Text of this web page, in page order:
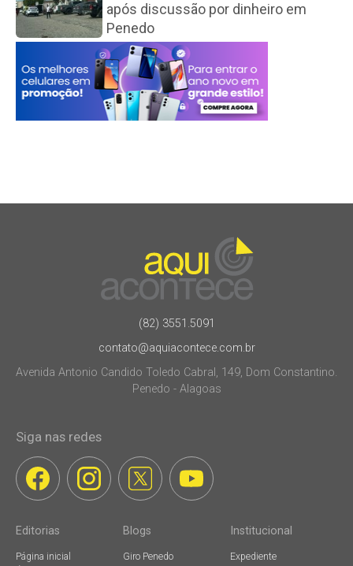
após discussão por dinheiro em
Penedo
(82) 3551.5091
contato@aquiacontece.com.br
Avenida Antonio Candido Toledo Cabral, 149, Dom Constantino.
Penedo - Alagoas
Siga nas redes
Editorias
Página inicial
Blogs
Giro Penedo
Institucional
Expediente